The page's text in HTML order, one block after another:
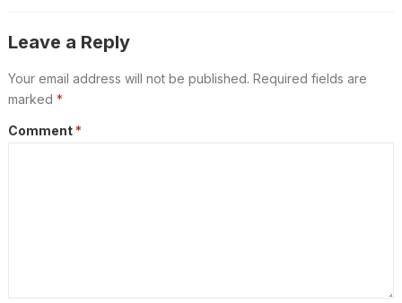
Leave a Reply
Your email address will not be published. Required fields are
marked *
Comment *